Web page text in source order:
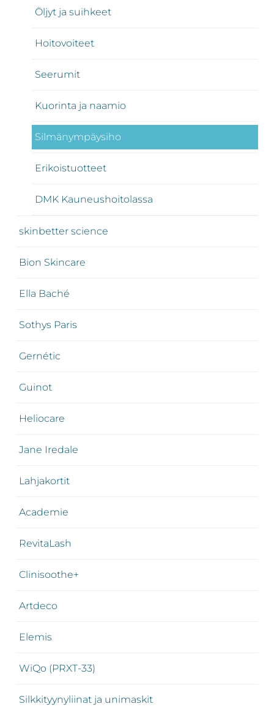
Öljyt ja suihkeet
Hoitovoiteet
Seerumit
Kuorinta ja naamio
Silmänympäysiho
Erikoistuotteet
DMK Kauneushoitolassa
skinbetter science
Bion Skincare
Ella Baché
Sothys Paris
Gernétic
Guinot
Heliocare
Jane Iredale
Lahjakortit
Academie
RevitaLash
Clinisoothe+
Artdeco
Elemis
WiQo (PRXT-33)
Silkkityynyliinat ja unimaskit